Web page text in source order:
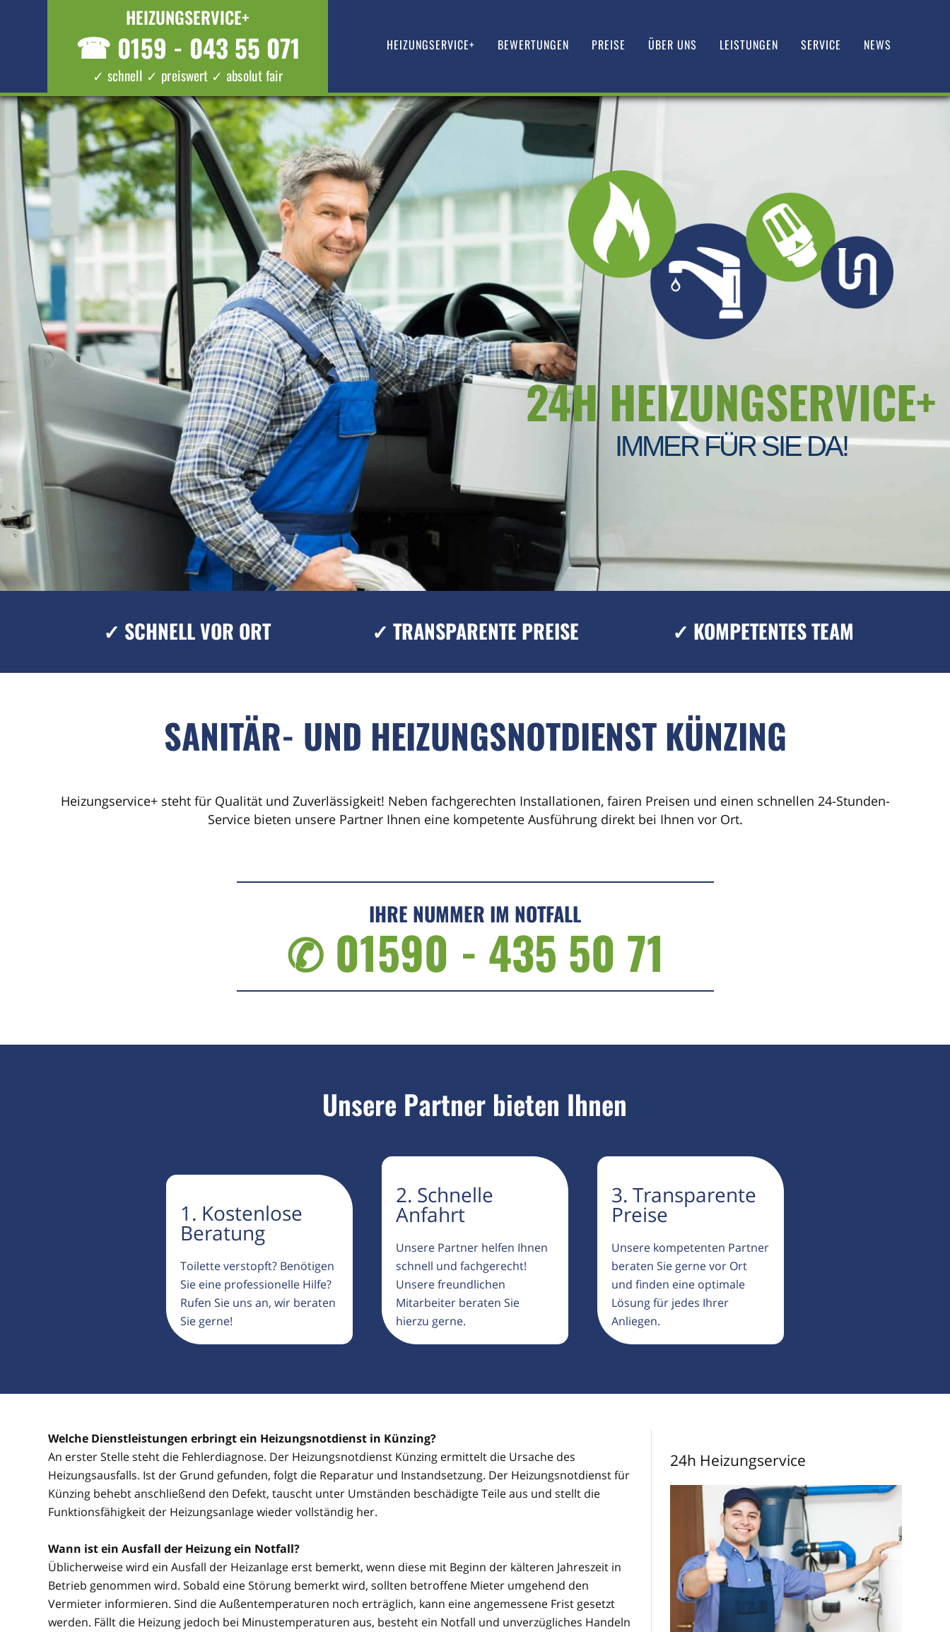
HEIZUNGSERVICE+
☎ 0159 - 043 55 071
✓ schnell ✓ preiswert ✓ absolut fair
HEIZUNGSERVICE+ BEWERTUNGEN PREISE ÜBER UNS LEISTUNGEN SERVICE NEWS
24H HEIZUNGSERVICE+
IMMER FÜR SIE DA!
✓ SCHNELL VOR ORT ✓ TRANSPARENTE PREISE ✓ KOMPETENTES TEAM
SANITÄR- UND HEIZUNGSNOTDIENST KÜNZING
Heizungservice+ steht für Qualität und Zuverlässigkeit! Neben fachgerechten Installationen, fairen Preisen und einen schnellen 24-Stunden-
Service bieten unsere Partner Ihnen eine kompetente Ausführung direkt bei Ihnen vor Ort.
IHRE NUMMER IM NOTFALL
✆ 01590 - 435 50 71
Unsere Partner bieten Ihnen
1. Kostenlose
Beratung
Toilette verstopft? Benötigen
Sie eine professionelle Hilfe?
Rufen Sie uns an, wir beraten
Sie gerne!
2. Schnelle
Anfahrt
Unsere Partner helfen Ihnen
schnell und fachgerecht!
Unsere freundlichen
Mitarbeiter beraten Sie
hierzu gerne.
3. Transparente
Preise
Unsere kompetenten Partner
beraten Sie gerne vor Ort
und finden eine optimale
Lösung für jedes Ihrer
Anliegen.
Welche Dienstleistungen erbringt ein Heizungsnotdienst in Künzing?
An erster Stelle steht die Fehlerdiagnose. Der Heizungsnotdienst Künzing ermittelt die Ursache des
Heizungsausfalls. Ist der Grund gefunden, folgt die Reparatur und Instandsetzung. Der Heizungsnotdienst für
Künzing behebt anschließend den Defekt, tauscht unter Umständen beschädigte Teile aus und stellt die
Funktionsfähigkeit der Heizungsanlage wieder vollständig her.
Wann ist ein Ausfall der Heizung ein Notfall?
Üblicherweise wird ein Ausfall der Heizanlage erst bemerkt, wenn diese mit Beginn der kälteren Jahreszeit in
Betrieb genommen wird. Sobald eine Störung bemerkt wird, sollten betroffene Mieter umgehend den
Vermieter informieren. Sind die Außentemperaturen noch erträglich, kann eine angemessene Frist gesetzt
werden. Fällt die Heizung jedoch bei Minustemperaturen aus, besteht ein Notfall und unverzügliches Handeln
24h Heizungservice